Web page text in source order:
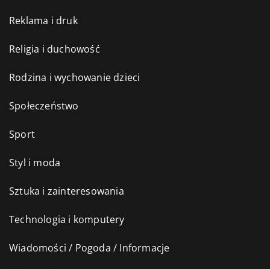
Reklama i druk
Religia i duchowość
Rodzina i wychowanie dzieci
Społeczeństwo
Sport
Styl i moda
Sztuka i zainteresowania
Technologia i komputery
Wiadomości / Pogoda / Informacje